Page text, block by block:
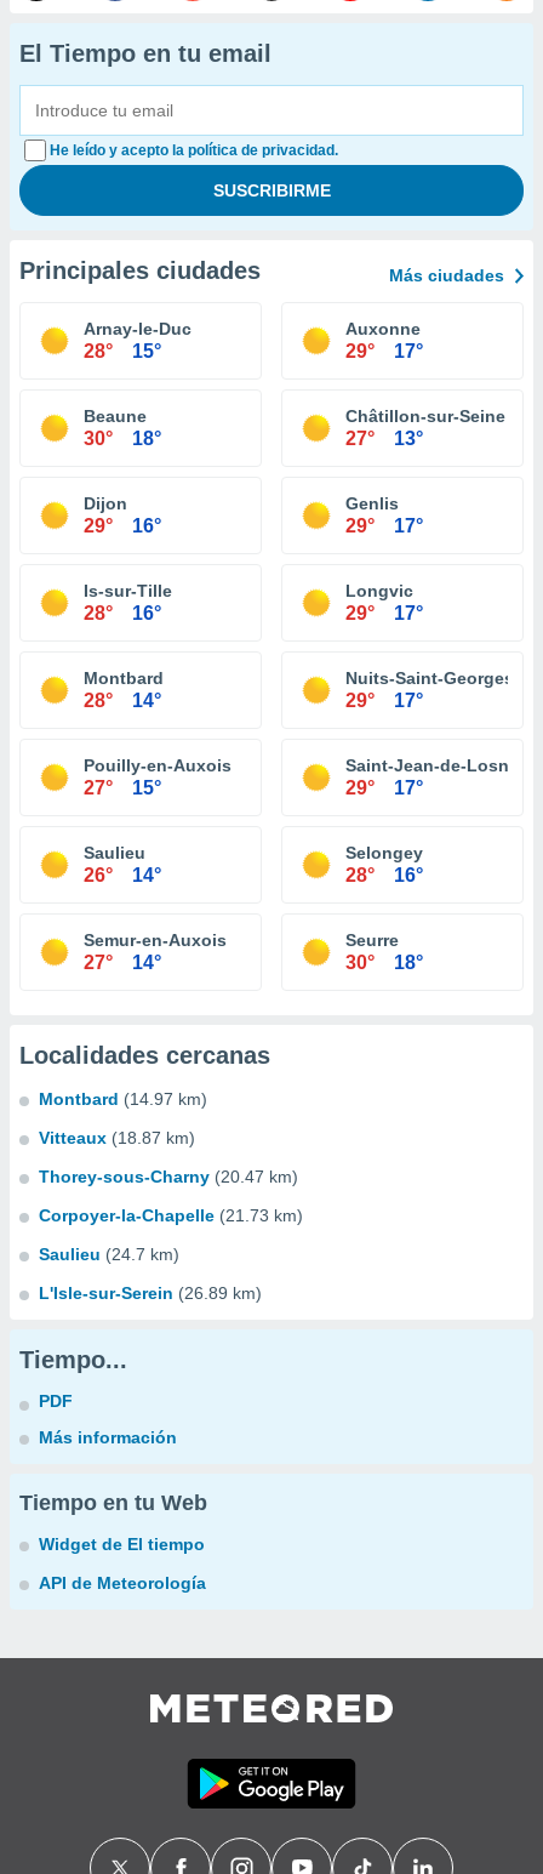
El Tiempo en tu email
He leído y acepto la política de privacidad.
Principales ciudades Más ciudades
Arnay-le-Duc
28° 15°
Auxonne
29° 17°
Beaune
30° 18°
Châtillon-sur-Seine
27° 13°
Dijon
29° 16°
Genlis
29° 17°
Is-sur-Tille
28° 16°
Longvic
29° 17°
Montbard
28° 14°
Nuits-Saint-Georges
29° 17°
Pouilly-en-Auxois
27° 15°
Saint-Jean-de-Losne
29° 17°
Saulieu
26° 14°
Selongey
28° 16°
Semur-en-Auxois
27° 14°
Seurre
30° 18°
Localidades cercanas
Montbard (14.97 km)
Vitteaux (18.87 km)
Thorey-sous-Charny (20.47 km)
Corpoyer-la-Chapelle (21.73 km)
Saulieu (24.7 km)
L'Isle-sur-Serein (26.89 km)
Tiempo...
PDF
Más información
Tiempo en tu Web
Widget de El tiempo
API de Meteorología